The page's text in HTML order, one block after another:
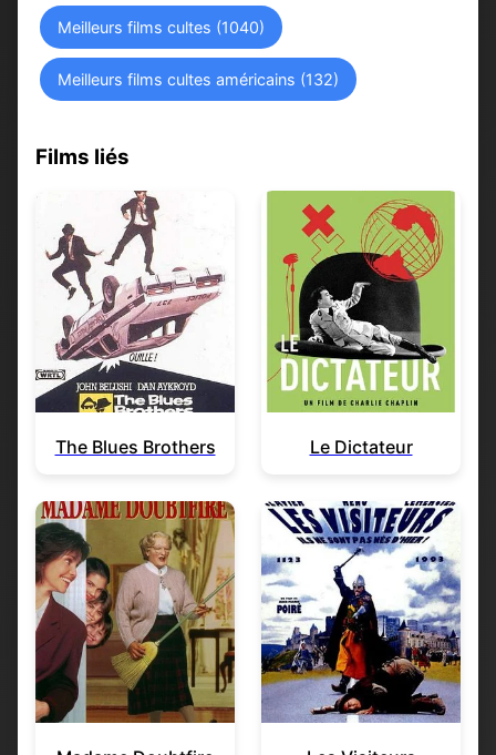
Meilleurs films cultes (1040)
Meilleurs films cultes américains (132)
Films liés
The Blues Brothers Le Dictateur